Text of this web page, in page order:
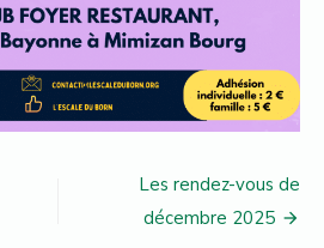
Les rendez-vous de
décembre 2025